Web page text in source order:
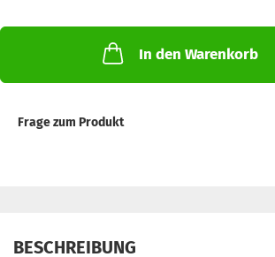
In den Warenkorb
Frage zum Produkt
BESCHREIBUNG